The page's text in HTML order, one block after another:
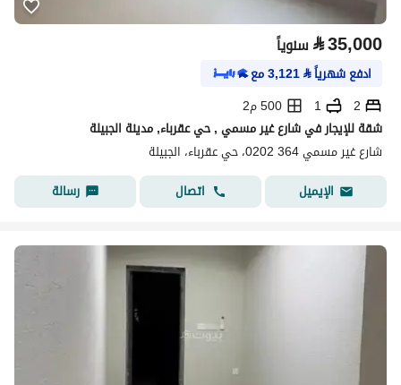
⃁35,000 سنوياً
ادفع شهرياً⃁
3,121مع
2
1
500 م2
شقة للإيجار في شارع غير مسمي , حي عقرباء, مدينة الجبيلة
شارع غير مسمي 364 0202، حي عقرباء، الجبيلة
الإيميل
اتصال رسالة